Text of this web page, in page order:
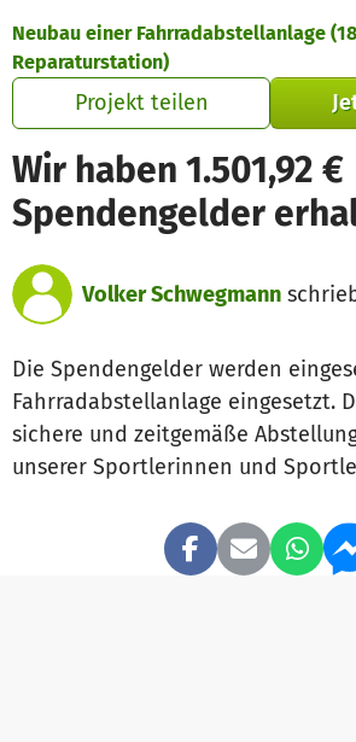
Neubau einer Fahrradabstellanlage
Reparaturstation)
Projekt teilen
Wir haben 1.501,92 €
Spendengelder
Volker Schwegmann
Die Spendengelder werden
Fahrradabstellanlage eingesetzt.
sichere und zeitgemäße
unserer Sportlerinnen und